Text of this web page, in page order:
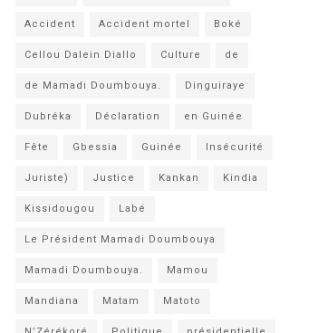
Accident Accident mortel Boké
Cellou Dalein Diallo Culture de
de Mamadi Doumbouya. Dinguiraye
Dubréka Déclaration en Guinée
Fête Gbessia Guinée Insécurité
Juriste) Justice Kankan Kindia
Kissidougou Labé
Le Président Mamadi Doumbouya
Mamadi Doumbouya. Mamou
Mandiana Matam Matoto